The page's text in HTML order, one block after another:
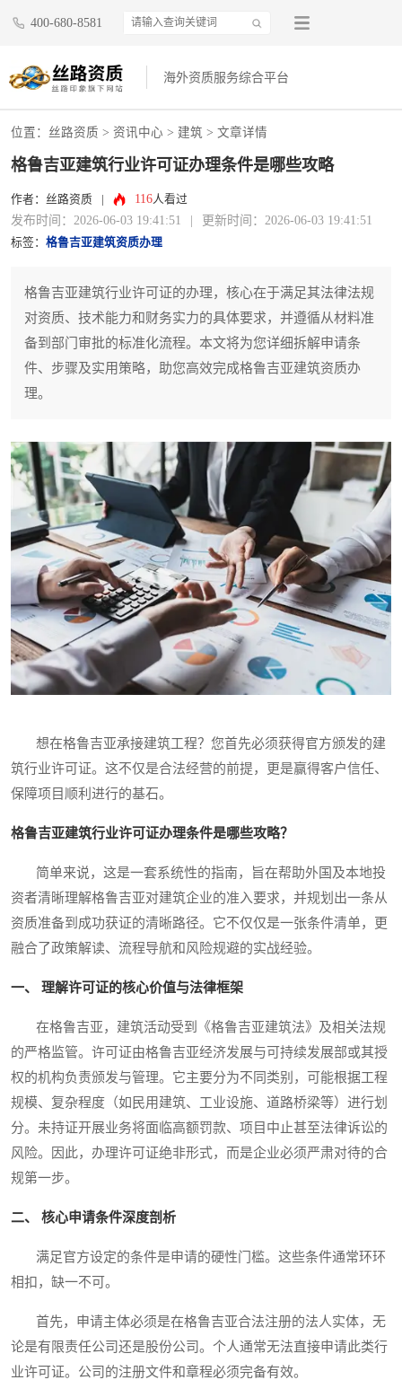
400-680-8581
海外资质服务综合平台
位置： 丝路资质 > 资讯中心 > 建筑 > 文章详情
格鲁吉亚建筑行业许可证办理条件是哪些攻略
作者：丝路资质 116人看过
发布时间：2026-06-03 19:41:51 更新时间：2026-06-03 19:41:51
标签： 格鲁吉亚建筑资质办理
格鲁吉亚建筑行业许可证的办理，核心在于满足其法律法规
对资质、技术能力和财务实力的具体要求，并遵循从材料准
备到部门审批的标准化流程。本文将为您详细拆解申请条
件、步骤及实用策略，助您高效完成格鲁吉亚建筑资质办
理。
想在格鲁吉亚承接建筑工程？您首先必须获得官方颁发的建
筑行业许可证。这不仅是合法经营的前提，更是赢得客户信任、
保障项目顺利进行的基石。
格鲁吉亚建筑行业许可证办理条件是哪些攻略？
简单来说，这是一套系统性的指南，旨在帮助外国及本地投
资者清晰理解格鲁吉亚对建筑企业的准入要求，并规划出一条从
资质准备到成功获证的清晰路径。它不仅仅是一张条件清单，更
融合了政策解读、流程导航和风险规避的实战经验。
一、 理解许可证的核心价值与法律框架
在格鲁吉亚，建筑活动受到《格鲁吉亚建筑法》及相关法规
的严格监管。许可证由格鲁吉亚经济发展与可持续发展部或其授
权的机构负责颁发与管理。它主要分为不同类别，可能根据工程
规模、复杂程度（如民用建筑、工业设施、道路桥梁等）进行划
分。未持证开展业务将面临高额罚款、项目中止甚至法律诉讼的
风险。因此，办理许可证绝非形式，而是企业必须严肃对待的合
规第一步。
二、 核心申请条件深度剖析
满足官方设定的条件是申请的硬性门槛。这些条件通常环环
相扣，缺一不可。
首先，申请主体必须是在格鲁吉亚合法注册的法人实体，无
论是有限责任公司还是股份公司。个人通常无法直接申请此类行
业许可证。公司的注册文件和章程必须完备有效。